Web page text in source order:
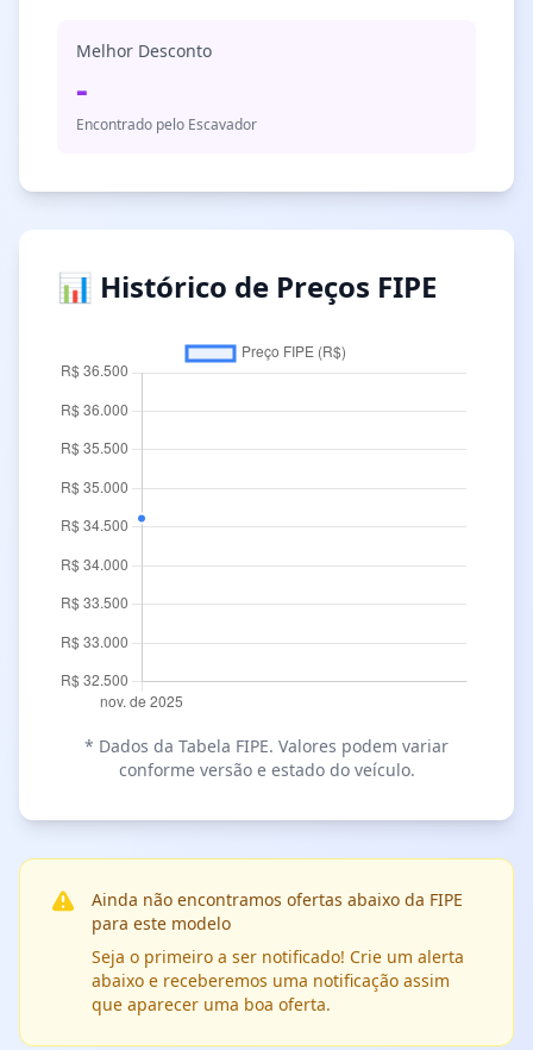
Melhor Desconto
-
Encontrado pelo Escavador
📊 Histórico de Preços FIPE
* Dados da Tabela FIPE. Valores podem variar
conforme versão e estado do veículo.
Ainda não encontramos ofertas abaixo da FIPE
para este modelo
Seja o primeiro a ser notificado! Crie um alerta
abaixo e receberemos uma notificação assim
que aparecer uma boa oferta.